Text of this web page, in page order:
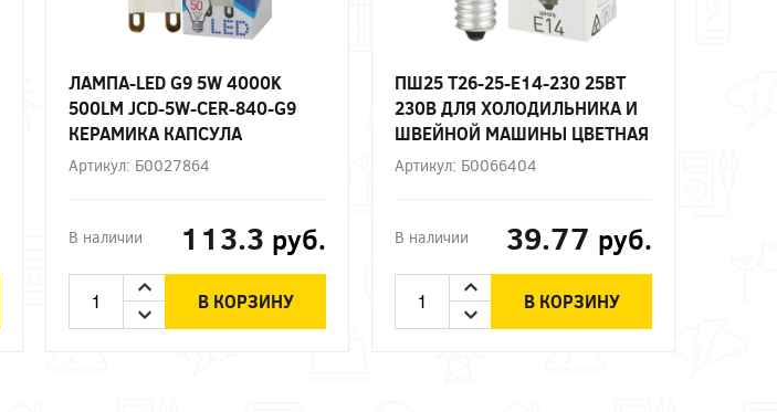
ЛАМПА-LED G9 5W 4000K
500LM JCD-5W-CER-840-G9
КЕРАМИКА КАПСУЛА
НЕЙТРАЛЬНЫЙ БЕЛЫЙ СВЕТ
Артикул: Б0027864
В наличии 113.3 руб.
В КОРЗИНУ
ПШ25 T26-25-E14-230 25ВТ
230В ДЛЯ ХОЛОДИЛЬНИКА И
ШВЕЙНОЙ МАШИНЫ ЦВЕТНАЯ
КОРОБКА Е14 ЭРА
Артикул: Б0066404
В наличии 39.77 руб.
В КОРЗИНУ